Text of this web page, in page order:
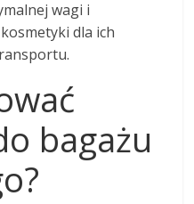
wagi i
dla ich
bagażu